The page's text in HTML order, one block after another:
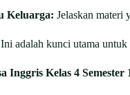
Keluarga: Jelaskan materi
Ini adalah kunci utama untuk
Inggris Kelas 4 Semester